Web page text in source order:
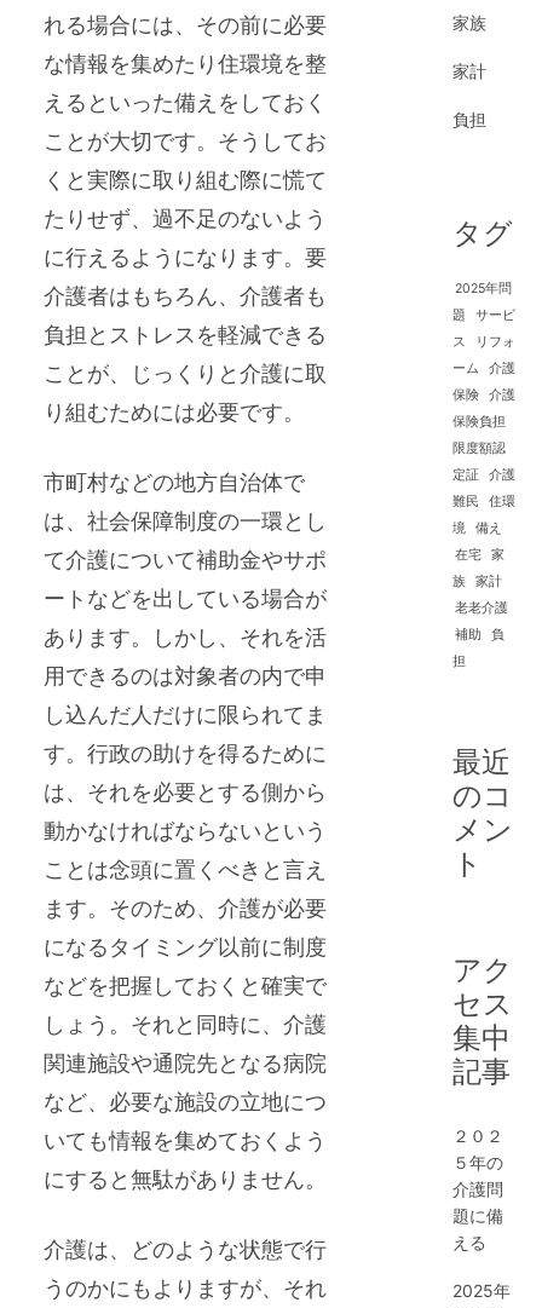
れる場合には、その前に必要
な情報を集めたり住環境を整
えるといった備えをしておく
ことが大切です。そうしてお
くと実際に取り組む際に慌て
たりせず、過不足のないよう
に行えるようになります。要
介護者はもちろん、介護者も
負担とストレスを軽減できる
ことが、じっくりと介護に取
り組むためには必要です。
市町村などの地方自治体で
は、社会保障制度の一環とし
て介護について補助金やサポ
ートなどを出している場合が
あります。しかし、それを活
用できるのは対象者の内で申
し込んだ人だけに限られてま
す。行政の助けを得るために
は、それを必要とする側から
動かなければならないという
ことは念頭に置くべきと言え
ます。そのため、介護が必要
になるタイミング以前に制度
などを把握しておくと確実で
しょう。それと同時に、介護
関連施設や通院先となる病院
など、必要な施設の立地につ
いても情報を集めておくよう
にすると無駄がありません。
介護は、どのような状態で行
うのかにもよりますが、それ
家族
家計
負担
タグ
2025年問
題
サービ
ス
リフォ
ーム
介護
保険
介護
保険負担
限度額認
定証
介護
難民
住環
境
備え
在宅
家
族
家計
老老介護
補助
負
担
最近
のコ
メン
ト
アク
セス
集中
記事
２０２
５年の
介護問
題に備
える
2025年